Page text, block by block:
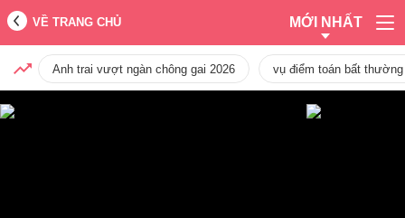
VỀ TRANG CHỦ MỚI NHẤT
Anh trai vượt ngàn chông gai 2026 vụ điểm toán bất